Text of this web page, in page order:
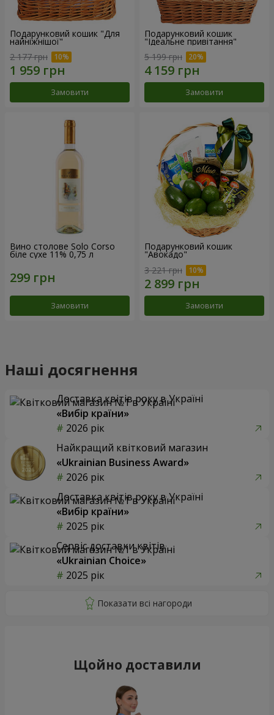
Подарунковий кошик "Для
найніжнішої"
2 177 грн
Замовити
Подарунковий кошик
"Ідеальне привітання"
5 199 грн
Замовити
Вино столове Solo Corso
біле сухе 11% 0,75 л
Замовити
Подарунковий кошик
"Авокадо"
3 221 грн
Замовити
Наші досягнення
Доставка квітів року в Україні
«Вибір країни»
2026 рік
Найкращий квітковий магазин
«Ukrainian Business Award»
2026 рік
Доставка квітів року в Україні
«Вибір країни»
2025 рік
Сервіс доставки квітів
«Ukrainian Choice»
2025 рік
Щойно доставили